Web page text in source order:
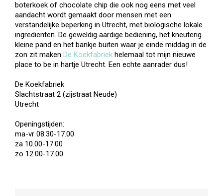
boterkoek of chocolate chip die ook nog eens met veel
aandacht wordt gemaakt door mensen met een
verstandelijke beperking in Utrecht, met biologische lokale
ingrediënten. De geweldig aardige bediening, het kneuterig
kleine pand en het bankje buiten waar je einde middag in de
zon zit maken De Koekfabriek helemaal tot mijn nieuwe
place to be in hartje Utrecht. Een echte aanrader dus!
De Koekfabriek
Slachtstraat 2 (zijstraat Neude)
Utrecht
Openingstijden:
ma-vr 08.30-17.00
za 10.00-17.00
zo 12.00-17.00